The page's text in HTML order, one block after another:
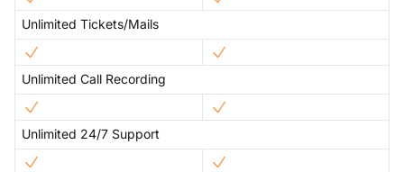
Unlimited Tickets/Mails
Unlimited Call Recording
Unlimited 24/7 Support